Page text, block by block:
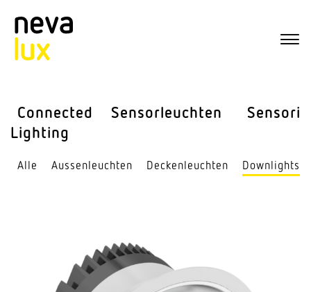
Connected
Lighting
Sensor­leuchten Sensorik
Alle Aussen­leuchten Decken­leuchten Down­lights